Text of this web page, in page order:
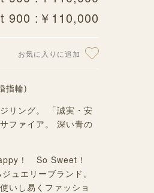
900 :￥110,000
お気に入りに追加
指輪)
リング。 「誠実・安
ファイア。 深い青の
！ So Sweet！
ュエリーブランド。
いし易くファッショ